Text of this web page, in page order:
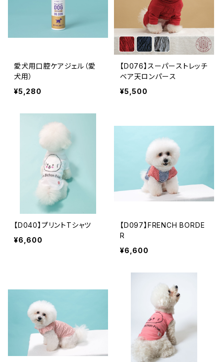
愛犬用口腔ケアジェル（愛
犬用）
¥5,280
【D076】スーパーストレッチ
ベア天ロンパース
¥5,500
【D040】プリントTシャツ
¥6,600
【D097】FRENCH BORDE
R
¥6,600